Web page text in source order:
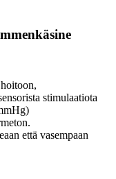
stimulaatiota
että vasempaan